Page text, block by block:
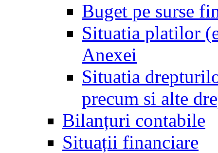
Buget pe surse
Situatia platilor
Anexei
Situatia
precum si alte
Bilanțuri contabile
Situații financiare